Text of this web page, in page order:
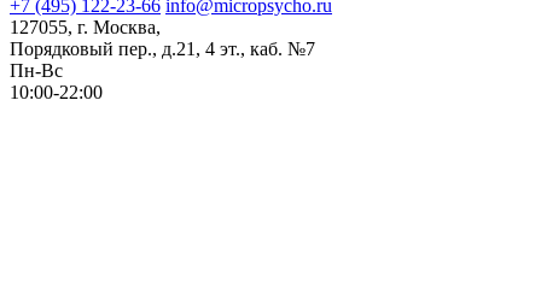
+7 (495) 122-23-66 info@micropsycho.ru
127055, г. Москва,
Порядковый пер., д.21, 4 эт., каб. №7
Пн-Вс
10:00-22:00